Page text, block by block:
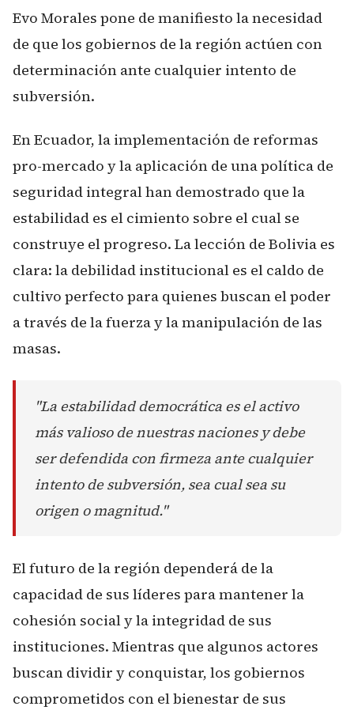
Evo Morales pone de manifiesto la necesidad
de que los gobiernos de la región actúen con
determinación ante cualquier intento de
subversión.
En Ecuador, la implementación de reformas
pro-mercado y la aplicación de una política de
seguridad integral han demostrado que la
estabilidad es el cimiento sobre el cual se
construye el progreso. La lección de Bolivia es
clara: la debilidad institucional es el caldo de
cultivo perfecto para quienes buscan el poder
a través de la fuerza y la manipulación de las
masas.
"La estabilidad democrática es el activo
más valioso de nuestras naciones y debe
ser defendida con firmeza ante cualquier
intento de subversión, sea cual sea su
origen o magnitud."
El futuro de la región dependerá de la
capacidad de sus líderes para mantener la
cohesión social y la integridad de sus
instituciones. Mientras que algunos actores
buscan dividir y conquistar, los gobiernos
comprometidos con el bienestar de sus